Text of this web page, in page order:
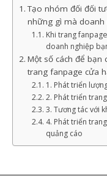
Tạo nhóm đối đối
những gì mà doanh
Khi trang
doanh nghiệp
Một số cách để
trang fanpage cửa
1. Phát triển
2. Phát triển
3. Tương tác với
4. Phát triển
quảng cáo